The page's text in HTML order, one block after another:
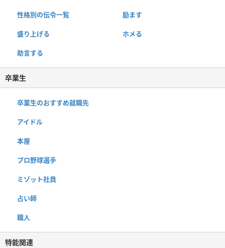
性格別の伝令一覧 励ます
盛り上げる ホメる
助言する
卒業生
卒業生のおすすめ就職先
アイドル
本屋
プロ野球選手
ミゾット社員
占い師
職人
特能関連